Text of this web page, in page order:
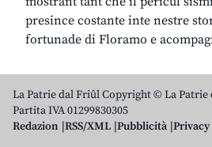
presince costante inte nestre
fortunade di Floramo e
La Patrie dal Friûl Copyright © La Patrie
Partita IVA 01299830305
Redazion RSS/XML Pubblicità